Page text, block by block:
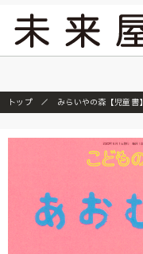
トップ みらいやの森【児童書】